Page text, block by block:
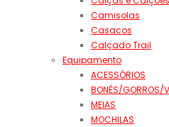
Camisolas
Casacos
Calçado Trail
Equipamento
ACESSÓRIOS
BONÉS/GORROS/
MEIAS
MOCHILAS